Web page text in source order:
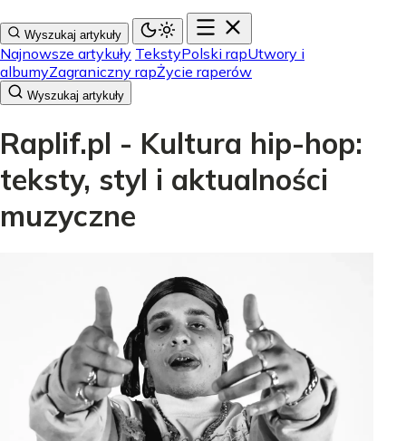
Wyszukaj artykuły
Najnowsze artykuły TekstyPolski rapUtwory i
albumyZagraniczny rapŻycie raperów
Wyszukaj artykuły
Raplif.pl - Kultura hip-hop:
teksty, styl i aktualności
muzyczne